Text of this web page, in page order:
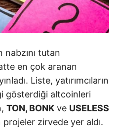
nabzını tutan
en çok aranan
Liste, yatırımcıların
gösterdiği altcoinleri
TON, BONK ve USELESS
zirvede yer aldı.